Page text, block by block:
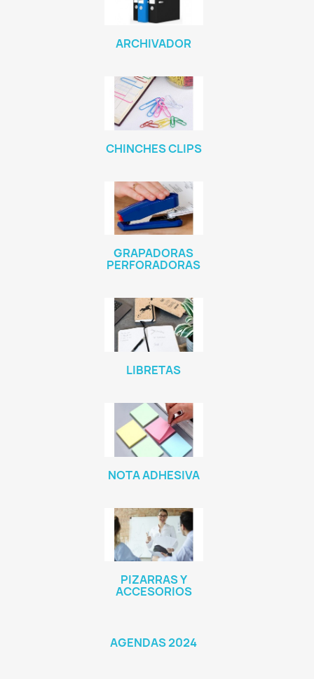
ARCHIVADOR
CHINCHES CLIPS
GRAPADORAS
PERFORADORAS
LIBRETAS
NOTA ADHESIVA
PIZARRAS Y
ACCESORIOS
AGENDAS 2024